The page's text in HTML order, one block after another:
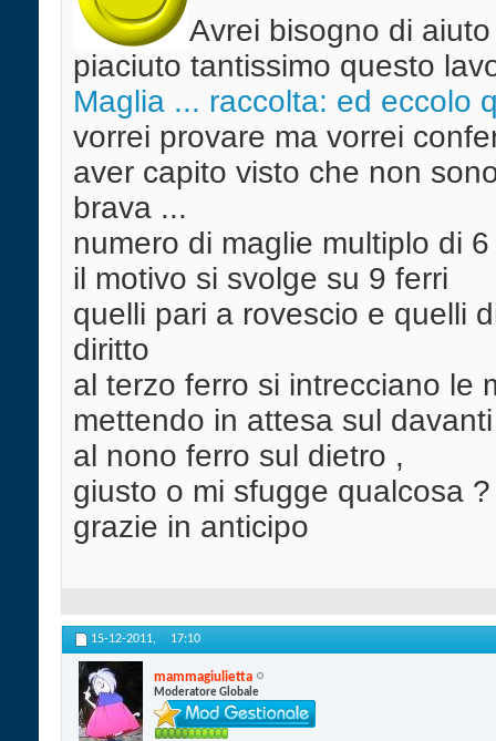
Avrei bisogno di
piaciuto tantissimo questo
Maglia ... raccolta: ed eccolo
vorrei provare ma vorrei
aver capito visto che non
brava ...
numero di maglie multiplo di
il motivo si svolge su 9 ferri
quelli pari a rovescio e quelli
diritto
al terzo ferro si intrecciano le
mettendo in attesa sul
al nono ferro sul dietro ,
giusto o mi sfugge qualcosa ?
grazie in anticipo
15-12-2011, 17:10
mammagiulietta
Moderatore Globale